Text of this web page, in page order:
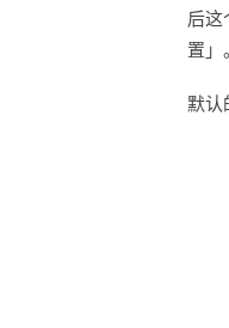
后
置」
默认